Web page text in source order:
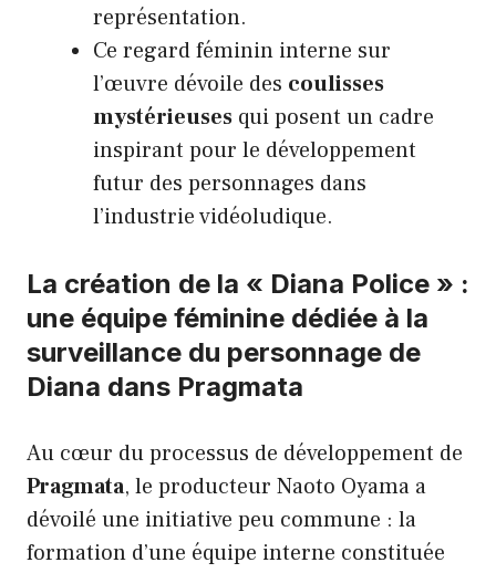
représentation.
Ce regard féminin interne sur
l’œuvre dévoile des coulisses
mystérieuses qui posent un cadre
inspirant pour le développement
futur des personnages dans
l’industrie vidéoludique.
La création de la « Diana Police » :
une équipe féminine dédiée à la
surveillance du personnage de
Diana dans Pragmata
Au cœur du processus de développement de
Pragmata, le producteur Naoto Oyama a
dévoilé une initiative peu commune : la
formation d’une équipe interne constituée